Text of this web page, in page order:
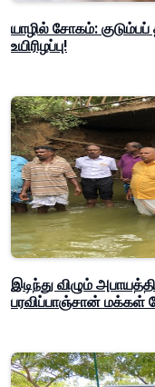
யாழில் சோகம்:
உயிரிழப்பு!
இடிந்து விழும்
பரவிப்பாஞ்சான் மக்கள்